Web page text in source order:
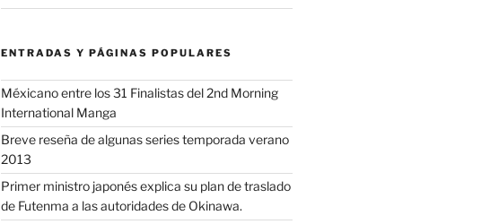
ENTRADAS Y PÁGINAS POPULARES
Méxicano entre los 31 Finalistas del 2nd Morning
International Manga
Breve reseña de algunas series temporada verano
2013
Primer ministro japonés explica su plan de traslado
de Futenma a las autoridades de Okinawa.